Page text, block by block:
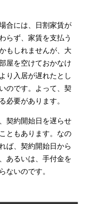
合には、日割家賃が
らず、家賃を支払う
もしれませんが、大
屋を空けておかなけ
り入居が遅れたとし
のです。よって、契
必要があります。
契約開始日を遅らせ
ともあります。なの
ば、契約開始日から
あるいは、手付金を
ないのです。